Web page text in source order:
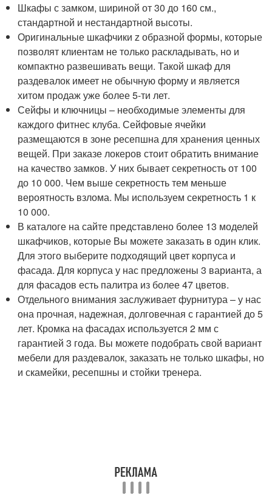
Шкафы с замком, шириной от 30 до 160 см.,
стандартной и нестандартной высоты.
Оригинальные шкафчики z образной формы, которые
позволят клиентам не только раскладывать, но и
компактно развешивать вещи. Такой шкаф для
раздевалок имеет не обычную форму и является
хитом продаж уже более 5-ти лет.
Сейфы и ключницы – необходимые элементы для
каждого фитнес клуба. Сейфовые ячейки
размещаются в зоне ресепшна для хранения ценных
вещей. При заказе локеров стоит обратить внимание
на качество замков. У них бывает секретность от 100
до 10 000. Чем выше секретность тем меньше
вероятность взлома. Мы используем секретность 1 к
10 000.
В каталоге на сайте представлено более 13 моделей
шкафчиков, которые Вы можете заказать в один клик.
Для этого выберите подходящий цвет корпуса и
фасада. Для корпуса у нас предложены 3 варианта, а
для фасадов есть палитра из более 47 цветов.
Отдельного внимания заслуживает фурнитура – у нас
она прочная, надежная, долговечная с гарантией до 5
лет. Кромка на фасадах используется 2 мм с
гарантией 3 года. Вы можете подобрать свой вариант
мебели для раздевалок, заказать не только шкафы, но
и скамейки, ресепшны и стойки тренера.